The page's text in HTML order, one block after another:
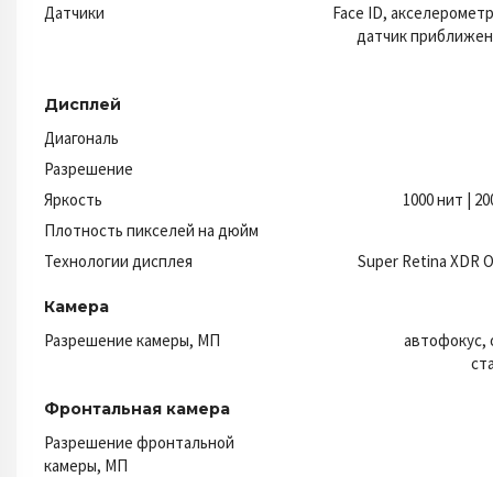
Датчики
Face ID,
датчик
Дисплей
Диагональ
Разрешение
Яркость
1000 нит |
Плотность пикселей на дюйм
Технологии дисплея
Super Retina XDR
Камера
Разрешение камеры, МП
автофокус,
Фронтальная камера
Разрешение фронтальной
камеры, МП